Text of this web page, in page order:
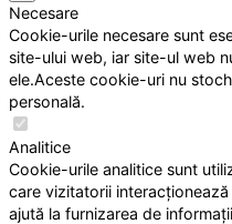
Necesare
Cookie-urile necesare sunt
site-ului web, iar site-ul web
ele.Aceste cookie-uri nu
personală.
Analitice
Cookie-urile analitice sunt
care vizitatorii
ajută la furnizarea de